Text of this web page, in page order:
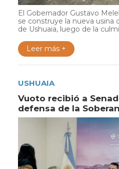
El Gobernador Gustavo
se construye la nueva usina
de Ushuaia, luego de la
Leer más +
USHUAIA
Vuoto recibió a
defensa de la